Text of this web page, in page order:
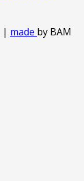
| made by BAM